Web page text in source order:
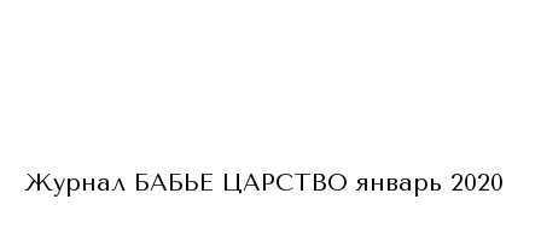
Журнал БАБЬЕ ЦАРСТВО январь 2020